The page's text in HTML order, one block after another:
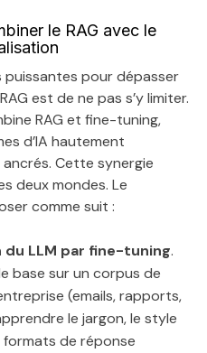
le RAG avec le
puissantes pour dépasser
est de ne pas s’y limiter.
RAG et fine-tuning,
d’IA hautement
Cette synergie
deux mondes. Le
comme suit :
du LLM par fine-tuning.
base sur un corpus de
(emails, rapports,
le jargon, le style
de réponse